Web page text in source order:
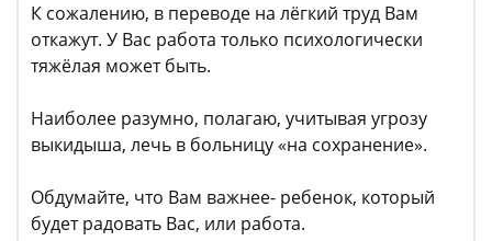
К сожалению, в переводе на лёгкий труд Вам
откажут. У Вас работа только психологически
тяжёлая может быть.
Наиболее разумно, полагаю, учитывая угрозу
выкидыша, лечь в больницу «на сохранение».
Обдумайте, что Вам важнее- ребенок, который
будет радовать Вас, или работа.